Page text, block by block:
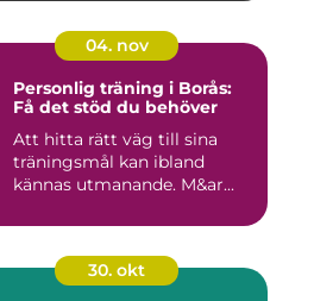
04. nov
Personlig träning i Borås:
Få det stöd du behöver
Att hitta rätt väg till sina
träningsmål kan ibland
kännas utmanande. M&ar...
30. okt